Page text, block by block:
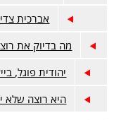
אברכית
מה בדיוק את
יהודית פוגל,
היא רוצה שלא